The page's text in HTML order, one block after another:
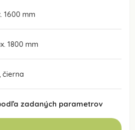
1600 mm
1800 mm
čierna
zadaných parametrov